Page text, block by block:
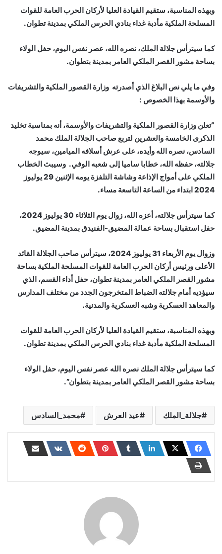
وبهذه المناسبة، ستقيم القيادة العليا لأركان الحرب العامة للقوات
المسلحة الملكية مأدبة غداء بنادي الحرس الملكي بمدينة تطوان.
كما سيترأس جلالة الملك، نصره الله، عصر نفس اليوم، حفل الولاء
بساحة مشور القصر الملكي العامر بمدينة بتطوان.
وفي ما يلي نص البلاغ الذي أصدرته وزارة القصور الملكية والتشريفات
والأوسمة بهذا الخصوص :
“تعلن وزارة القصور الملكية والتشريفات والأوسمة، أنه بمناسبة تخليد
الذكرى الخامسة والعشرين لتربع صاحب الجلالة الملك محمد
السادس، نصره الله وأيده، على عرش أسلافه الميامين، سيوجه
جلالته، حفظه الله، خطابا ساميا إلى شعبه الوفي. وسيبث الخطاب
الملكي على أمواج الإذاعة وشاشة التلفزة يومه الإثنين 29 يوليوز
2024 ابتداء من الساعة التاسعة مساء.
كما سيترأس جلالته، أعزه الله، زوال يوم الثلاثاء 30 يوليوز 2024،
حفل استقبال بساحة عمالة المضيق-الفنيدق بمدينة المضيق.
وزوال يوم الأربعاء 31 يوليوز 2024، سيترأس صاحب الجلالة القائد
الأعلى ورئيس أركان الحرب العامة للقوات المسلحة الملكية بساحة
مشور القصر الملكي العامر بمدينة تطوان، حفل أداء القسم، الذي
سيؤديه أمام جلالته الضباط المتخرجون الجدد من مختلف المدارس
والمعاهد العسكرية وشبه العسكرية والمدنية.
وبهذه المناسبة، ستقيم القيادة العليا لأركان الحرب العامة للقوات
المسلحة الملكية مأدبة غداء بنادي الحرس الملكي بمدينة تطوان.
كما سيترأس جلالة الملك نصره الله عصر نفس اليوم، حفل الولاء
بساحة مشور القصر الملكي العامر بمدينة بتطوان”.
جلالة_الملك عيد العرش محمد_السادس